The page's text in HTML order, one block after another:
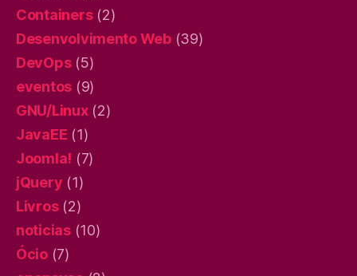
Containers(2)
Desenvolvimento Web(39)
DevOps(5)
eventos (9)
GNU/Linux(2)
JavaEE (1)
Joomla! (7)
jQuery (1)
Livros(2)
noticias(10)
Ócio(7)